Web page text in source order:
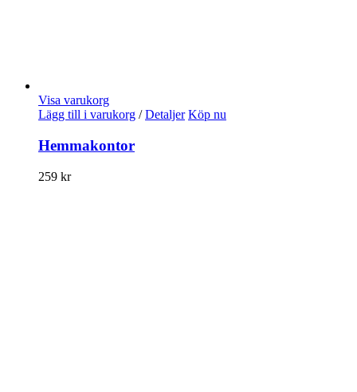
Visa varukorg
Lägg till i varukorg / Detaljer Köp nu
Hemmakontor
259 kr